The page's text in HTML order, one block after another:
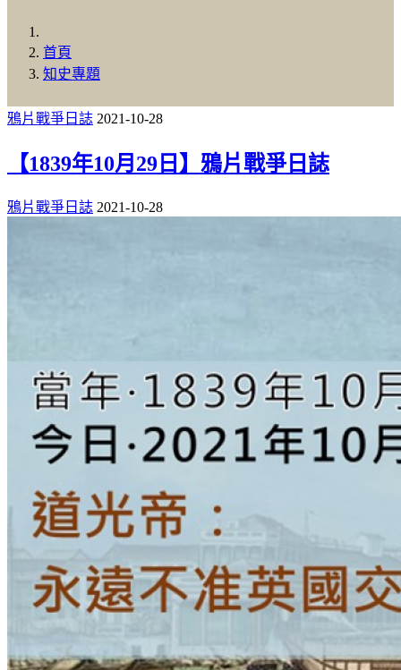
首頁
知史專題
鴉片戰爭日誌 2021-10-28
【1839年10月29日】鴉片戰爭日誌
鴉片戰爭日誌 2021-10-28